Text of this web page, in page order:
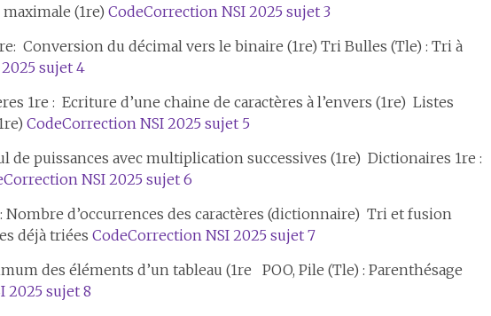
(1re) CodeCorrection NSI 2025 sujet 3
Conversion du décimal vers le binaire (1re) Tri Bulles (Tle) : Tri à
sujet 4
1re : Ecriture d’une chaine de caractères à l’envers (1re) Listes
CodeCorrection NSI 2025 sujet 5
de puissances avec multiplication successives (1re) Dictionaires 1re :
Correction NSI 2025 sujet 6
Nombre d’occurrences des caractères (dictionnaire) Tri et fusion
déjà triées CodeCorrection NSI 2025 sujet 7
des éléments d’un tableau (1re POO, Pile (Tle) : Parenthésage
2025 sujet 8